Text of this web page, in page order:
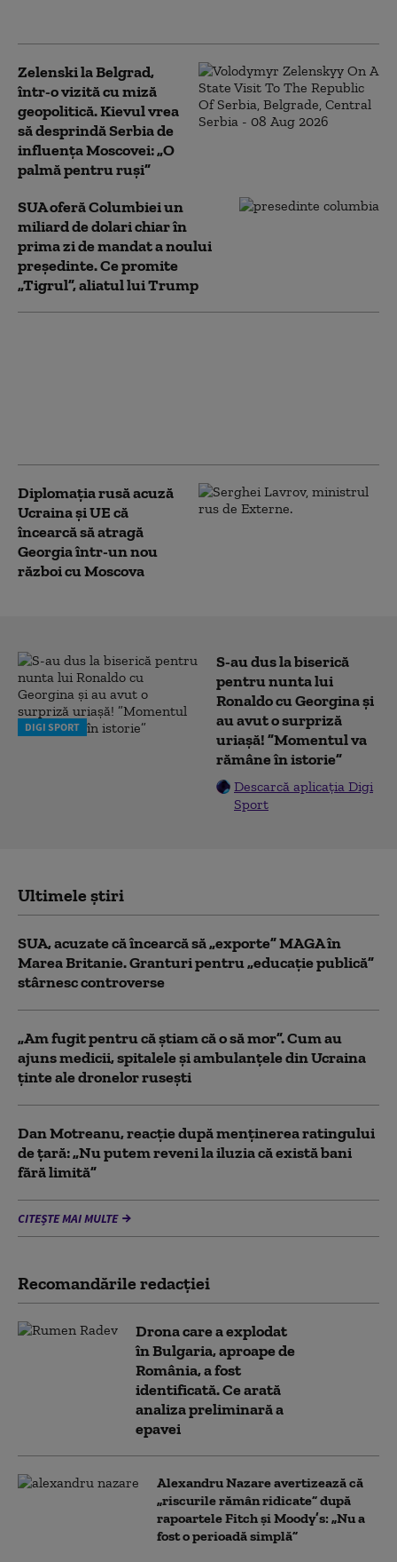
Zelenski la Belgrad,
într-o vizită cu miză
geopolitică. Kievul vrea
să desprindă Serbia de
influența Moscovei: „O
palmă pentru ruși”
SUA oferă Columbiei un
miliard de dolari chiar în
prima zi de mandat a noului
președinte. Ce promite
„Tigrul”, aliatul lui Trump
Diplomaţia rusă acuză
Ucraina şi UE că
încearcă să atragă
Georgia într-un nou
război cu Moscova
DIGI SPORT
S-au dus la biserică
pentru nunta lui
Ronaldo cu Georgina și
au avut o surpriză
uriașă! ”Momentul va
rămâne în istorie”
Descarcă aplicația Digi
Sport
Ultimele știri
SUA, acuzate că încearcă să „exporte” MAGA în
Marea Britanie. Granturi pentru „educație publică”
stârnesc controverse
„Am fugit pentru că știam că o să mor”. Cum au
ajuns medicii, spitalele și ambulanțele din Ucraina
ținte ale dronelor rusești
Dan Motreanu, reacție după menținerea ratingului
de țară: „Nu putem reveni la iluzia că există bani
fără limită”
CITEȘTE MAI MULTE
Recomandările redacţiei
Drona care a explodat
în Bulgaria, aproape de
România, a fost
identificată. Ce arată
analiza preliminară a
epavei
Alexandru Nazare avertizează că
„riscurile rămân ridicate” după
rapoartele Fitch și Moody’s: „Nu a
fost o perioadă simplă”